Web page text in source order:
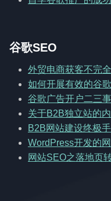
谷歌SEO
外贸电商获客不完
如何开展有效的谷
谷歌广告开户二三事
关于B2B独立站的
B2B网站建设终极
WordPress开发的
网站SEO之落地页